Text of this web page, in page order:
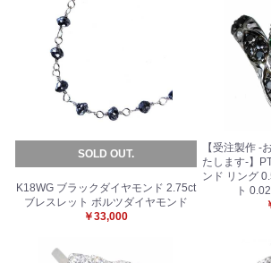
SOLD OUT.
K18WG ブラックダイヤモンド 2.75ct
ブレスレット ボルツダイヤモンド
￥33,000
【受注製作 -
たします-】
ンド リング
ト